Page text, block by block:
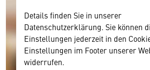
Details finden Sie in unserer
Datenschutzerklärung. Sie können
Einstellungen jederzeit in den
Einstellungen im Footer unserer
widerrufen.